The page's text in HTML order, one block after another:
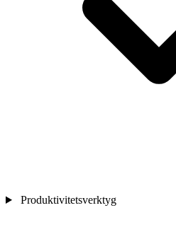
Produktivitetsverktyg